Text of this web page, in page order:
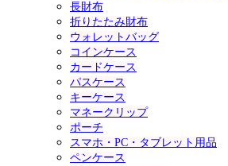
長財布
折りたたみ財布
ウォレットバッグ
コインケース
カードケース
パスケース
キーケース
マネークリップ
ポーチ
スマホ・PC・タブレット用品
ペンケース